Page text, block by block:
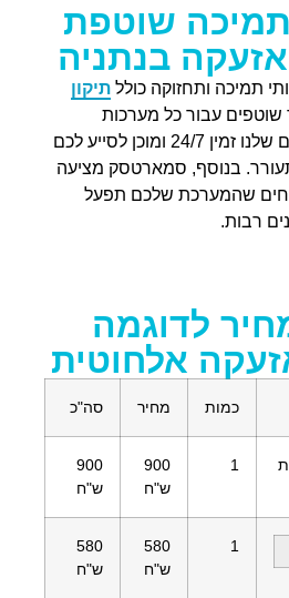
שוטפת
בנתניה
תמיכה ותחזוקה כולל תיקון
שוטפים עבור כל מערכות
האזעקה שלה. המומחים שלנו זמין 24/7 ומוכן לסייע לכם
בנוסף, סמארטסק מציעה
שהמערכת שלכם תפעל
רבות.
לדוגמה
אלחוטית
כמות מחיר סה"כ
1
900
ש"ח
900
ש"ח
1
580
ש"ח
580
ש"ח